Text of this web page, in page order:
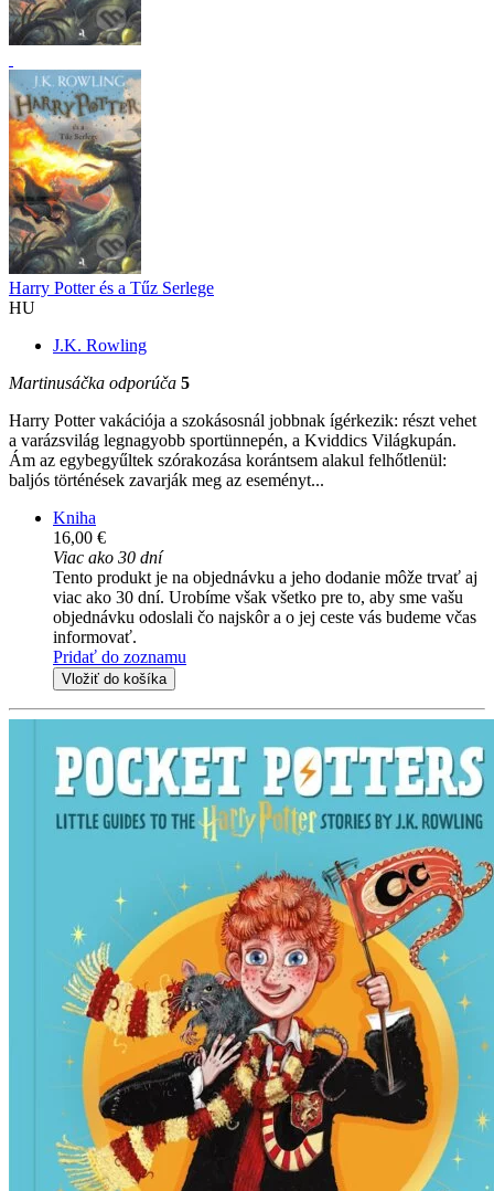
Harry Potter és a Tűz Serlege
HU
J.K. Rowling
Martinusáčka odporúča 5
Harry Potter vakációja a szokásosnál jobbnak ígérkezik: részt vehet
a varázsvilág legnagyobb sportünnepén, a Kviddics Világkupán.
Ám az egybegyűltek szórakozása korántsem alakul felhőtlenül:
baljós történések zavarják meg az eseményt...
Kniha
16,00 €
Viac ako 30 dní
Tento produkt je na objednávku a jeho dodanie môže trvať aj
viac ako 30 dní. Urobíme však všetko pre to, aby sme vašu
objednávku odoslali čo najskôr a o jej ceste vás budeme včas
informovať.
Pridať do zoznamu
Vložiť do košíka